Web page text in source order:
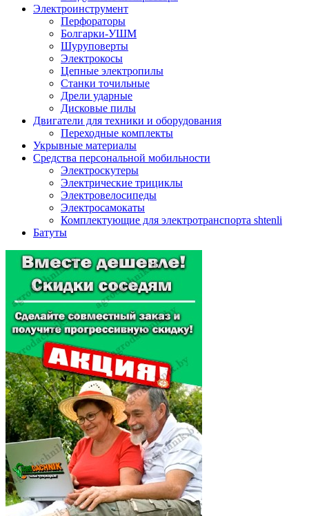
Электроинструмент
Перфораторы
Болгарки-УШМ
Шуруповерты
Электрокосы
Цепные электропилы
Станки точильные
Дрели ударные
Дисковые пилы
Двигатели для техники и оборудования
Переходные комплекты
Укрывные материалы
Средства персональной мобильности
Электроскутеры
Электрические трициклы
Электровелосипеды
Электросамокаты
Комплектующие для электротранспорта shtenli
Батуты